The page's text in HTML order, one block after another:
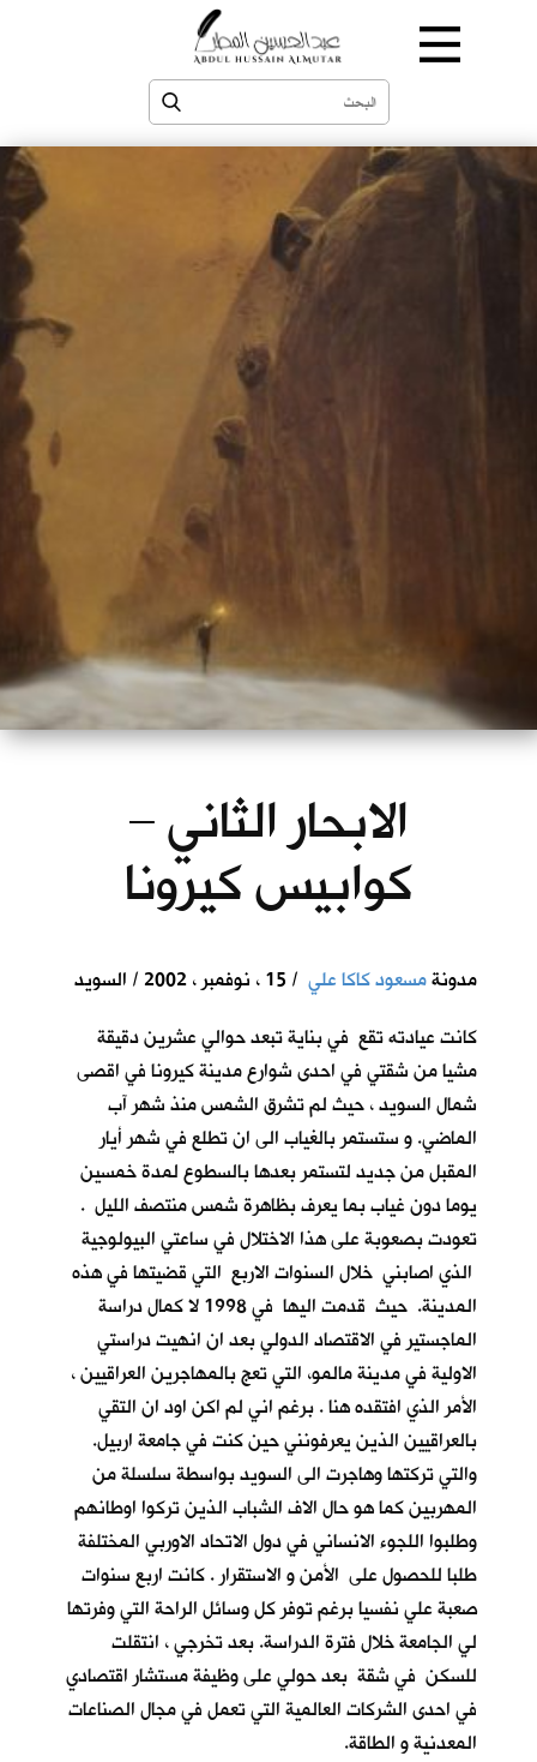
الابحار الثاني –
كوابيس كيرونا
مدونةمسعود كاكا علي / 15 ، نوفمبر ، 2002 / السويد
كانت عيادته تقع في بناية تبعد حوالي عشرين دقيقة
مشيا من شقتي في احدى شوارع مدينة كيرونا في اقصى
شمال السويد ، حيث لم تشرق الشمس منذ شهر آب
الماضي. و ستستمر بالغياب الى ان تطلع في شهر أيار
المقبل من جديد لتستمر بعدها بالسطوع لمدة خمسين
يوما دون غياب بما يعرف بظاهرة شمس منتصف الليل .
تعودت بصعوبة على هذا الاختلال في ساعتي البيولوجية
الذي اصابني خلال السنوات الاربع التي قضيتها في هذه
المدينة. حيث قدمت اليها في 1998 لا كمال دراسة
الماجستير في الاقتصاد الدولي بعد ان انهيت دراستي
الاولية في مدينة مالمو، التي تعج بالمهاجرين العراقيين ،
الأمر الذي افتقده هنا . برغم اني لم اكن اود ان التقي
بالعراقيين الذين يعرفونني حين كنت في جامعة اربيل.
والتي تركتها وهاجرت الى السويد بواسطة سلسلة من
المهربين كما هو حال الاف الشباب الذين تركوا اوطانهم
وطلبوا اللجوء الانساني في دول الاتحاد الاوربي المختلفة
طلبا للحصول على الأمن و الاستقرار . كانت اربع سنوات
صعبة علي نفسيا برغم توفر كل وسائل الراحة التي وفرتها
لي الجامعة خلال فترة الدراسة. بعد تخرجي ، انتقلت
للسكن في شقة بعد حولي على وظيفة مستشار اقتصادي
في احدى الشركات العالمية التي تعمل في مجال الصناعات
المعدنية و الطاقة.